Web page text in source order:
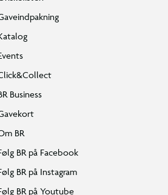
Business
BR
BR på Facebook
BR på Instagram
BR på Youtube